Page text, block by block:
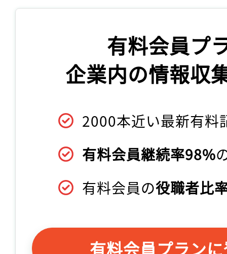
有料会員プ
企業内の情報収
2000本近い最新有料
有料会員継続率98%
有料会員の役職者比
有料会員プラン